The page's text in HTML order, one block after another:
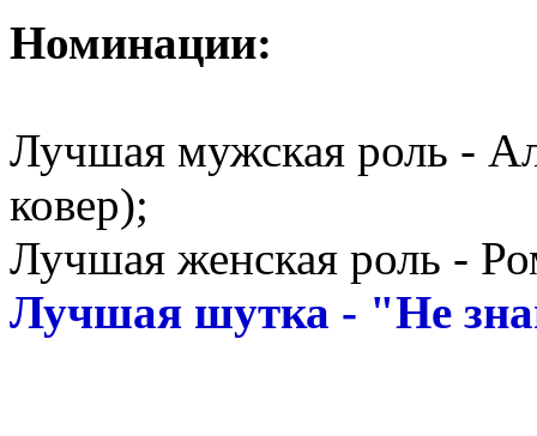
Номинации:
Лучшая мужская роль -
ковер);
Лучшая женская роль -
Лучшая шутка - "Не